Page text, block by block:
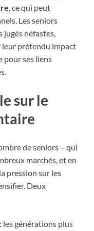
, ce qui peut
Les seniors
néfastes,
prétendu impact
pour ses liens
sur le
de seniors – qui
marchés, et en
pression sur les
Deux
: les générations plus